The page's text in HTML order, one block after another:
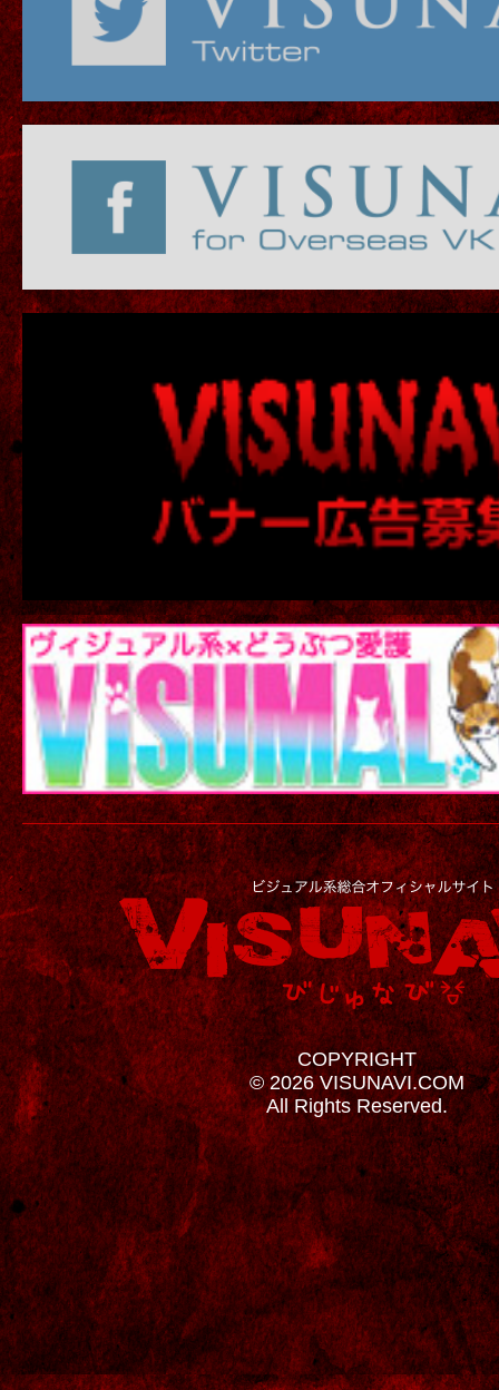
COPYRIGHT
© 2026 VISUNAVI.COM
All Rights Reserved.